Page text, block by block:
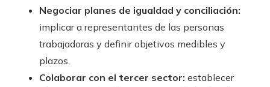
Negociar planes de igualdad y conciliación:
implicar a representantes de las personas
trabajadoras y definir objetivos medibles y
plazos.
Colaborar con el tercer sector: establecer